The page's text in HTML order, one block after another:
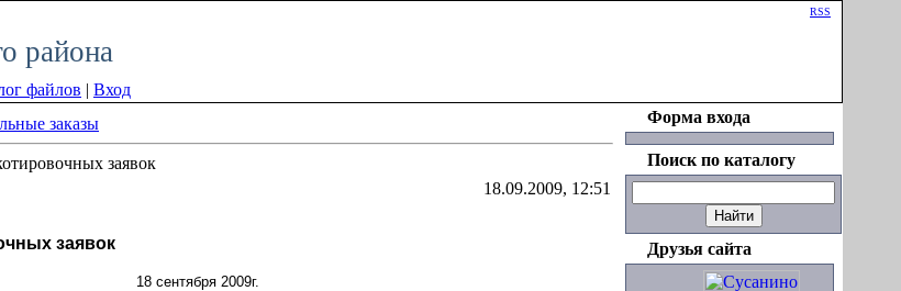
RSS
района
файлов | Вход
заказы
заявок
18.09.2009, 12:51
заявок
18 сентября 2009г.
Форма входа
Поиск по каталогу
Друзья сайта